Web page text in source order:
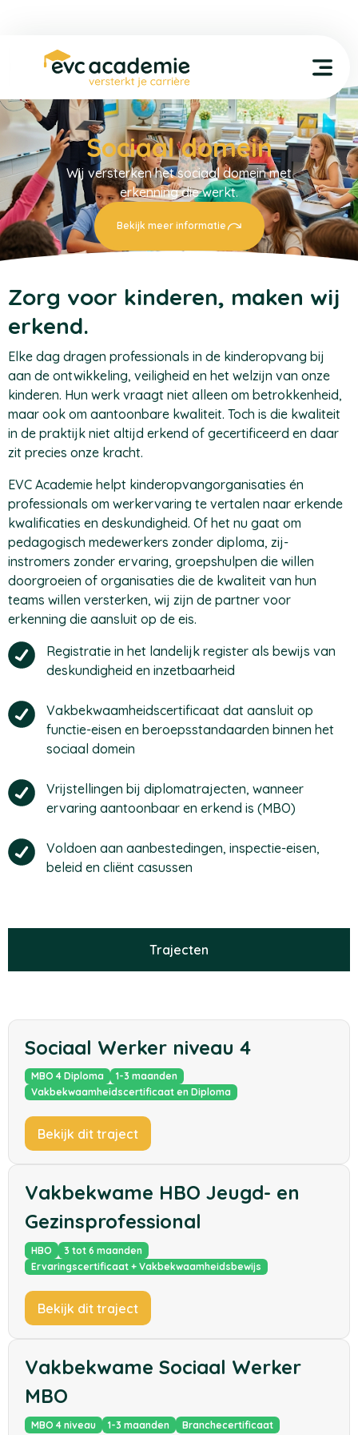
Sociaal domein
Wij versterken het sociaal domein met
erkenning die werkt.
Bekijk meer informatie
Zorg voor kinderen, maken wij
erkend.
Elke dag dragen professionals in de kinderopvang bij
aan de ontwikkeling, veiligheid en het welzijn van onze
kinderen. Hun werk vraagt niet alleen om betrokkenheid,
maar ook om aantoonbare kwaliteit. Toch is die kwaliteit
in de praktijk niet altijd erkend of gecertificeerd en daar
zit precies onze kracht.
EVC Academie helpt kinderopvangorganisaties én
professionals om werkervaring te vertalen naar erkende
kwalificaties en deskundigheid. Of het nu gaat om
pedagogisch medewerkers zonder diploma, zij-
instromers zonder ervaring, groepshulpen die willen
doorgroeien of organisaties die de kwaliteit van hun
teams willen versterken, wij zijn de partner voor
erkenning die aansluit op de eis.
Registratie in het landelijk register als bewijs van
deskundigheid en inzetbaarheid
Vakbekwaamheidscertificaat dat aansluit op
functie-eisen en beroepsstandaarden binnen het
sociaal domein
Vrijstellingen bij diplomatrajecten, wanneer
ervaring aantoonbaar en erkend is (MBO)
Voldoen aan aanbestedingen, inspectie-eisen,
beleid en cliënt casussen
Trajecten
Sociaal Werker niveau 4
MBO 4 Diploma
1-3 maanden
Vakbekwaamheidscertificaat en Diploma
Bekijk dit traject
Vakbekwame HBO Jeugd- en
Gezinsprofessional
HBO
3 tot 6 maanden
Ervaringscertificaat + Vakbekwaamheidsbewijs
Bekijk dit traject
Vakbekwame Sociaal Werker
MBO
MBO 4 niveau 1-3 maanden Branchecertificaat